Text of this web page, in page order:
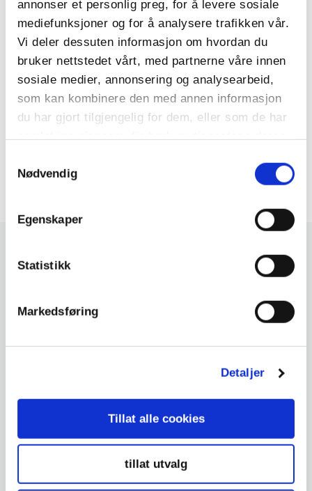
annonser et personlig preg, for å levere sosiale
mediefunksjoner og for å analysere trafikken vår.
Vi deler dessuten informasjon om hvordan du
bruker nettstedet vårt, med partnerne våre innen
sosiale medier, annonsering og analysearbeid,
som kan kombinere den med annen informasjon
du har gjort tilgjengelig for dem, eller som de har
samlet inn gjennom din bruk av tjenestene deres.
Nødvendig
Egenskaper
Statistikk
Markedsføring
Detaljer
Tillat alle cookies
tillat utvalg
Til hytteleier
Hvis noe mangler er ødelagt eller knust så vennligst
gi beskjed i vakta. All søppel inne og ute skal kastes
i containerne.
Ankomsttid på hyttene er tidligst søndager kl: 15.00
og avreisetidspunkt er kl: 12.00
Vi ønsker dere et hyggelig opphold.
Bilist
Åpningstider KNA-Kontoret sommeren 2026